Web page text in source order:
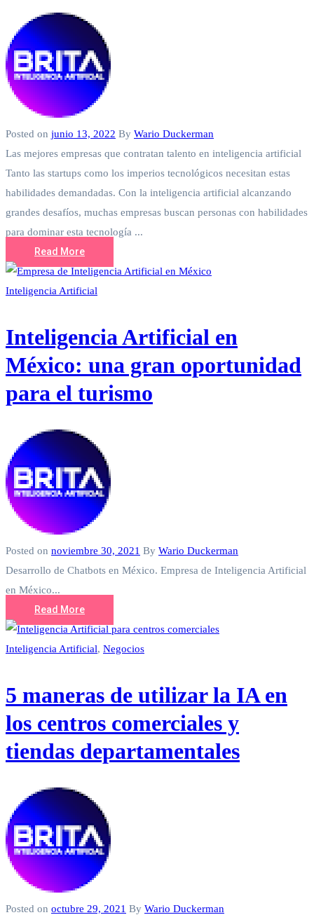
Posted on junio 13, 2022 By Wario Duckerman
Las mejores empresas que contratan talento en inteligencia artificial
Tanto las startups como los imperios tecnológicos necesitan estas
habilidades demandadas. Con la inteligencia artificial alcanzando
grandes desafíos, muchas empresas buscan personas con habilidades
para dominar esta tecnología ...
Read More
Inteligencia Artificial
Inteligencia Artificial en
México: una gran oportunidad
para el turismo
Posted on noviembre 30, 2021 By Wario Duckerman
Desarrollo de Chatbots en México. Empresa de Inteligencia Artificial
en México...
Read More
Inteligencia Artificial, Negocios
5 maneras de utilizar la IA en
los centros comerciales y
tiendas departamentales
Posted on octubre 29, 2021 By Wario Duckerman